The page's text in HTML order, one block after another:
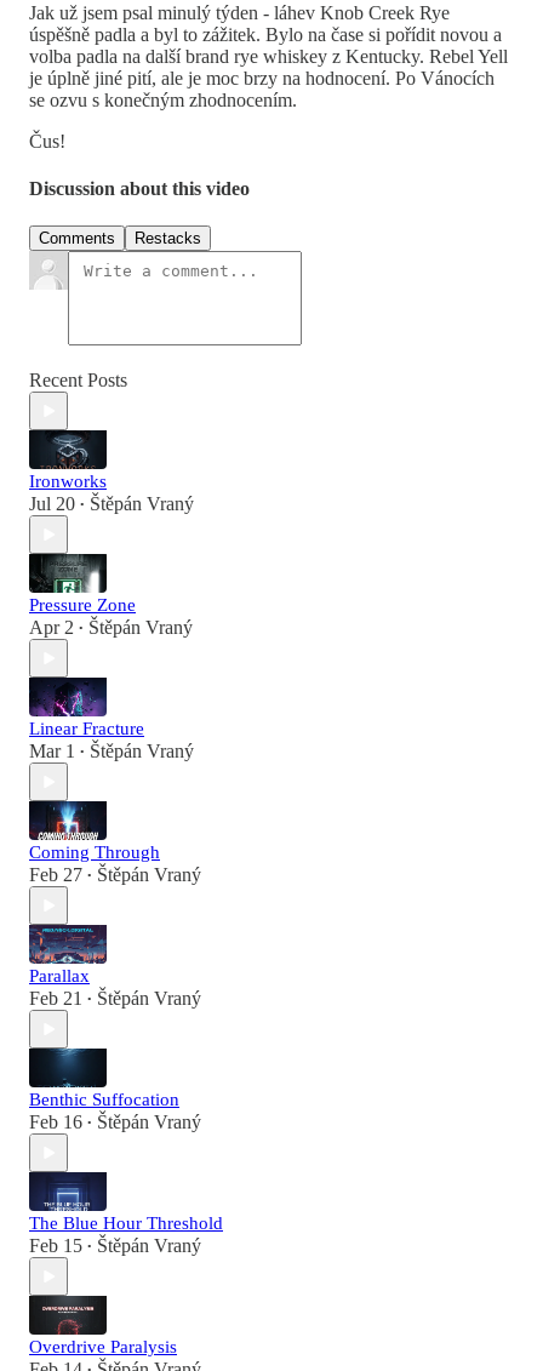
Jak už jsem psal minulý týden - láhev Knob Creek Rye
úspěšně padla a byl to zážitek. Bylo na čase si pořídit novou a
volba padla na další brand rye whiskey z Kentucky. Rebel Yell
je úplně jiné pití, ale je moc brzy na hodnocení. Po Vánocích
se ozvu s konečným zhodnocením.
Čus!
Discussion about this video
Comments Restacks
Recent Posts
Ironworks
Jul 20 • Štěpán Vraný
Pressure Zone
Apr 2 • Štěpán Vraný
Linear Fracture
Mar 1 • Štěpán Vraný
Coming Through
Feb 27 • Štěpán Vraný
Parallax
Feb 21 • Štěpán Vraný
Benthic Suffocation
Feb 16 • Štěpán Vraný
The Blue Hour Threshold
Feb 15 • Štěpán Vraný
Overdrive Paralysis